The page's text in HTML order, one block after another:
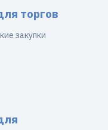
торгов
закупки